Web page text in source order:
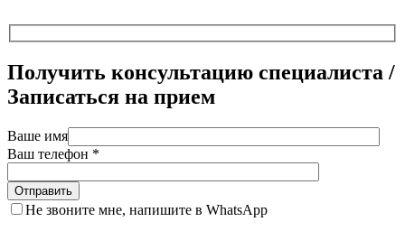
Получить консультацию специалиста /
Записаться на прием
Ваше имя
Ваш телефон *
Не звоните мне, напишите в WhatsApp